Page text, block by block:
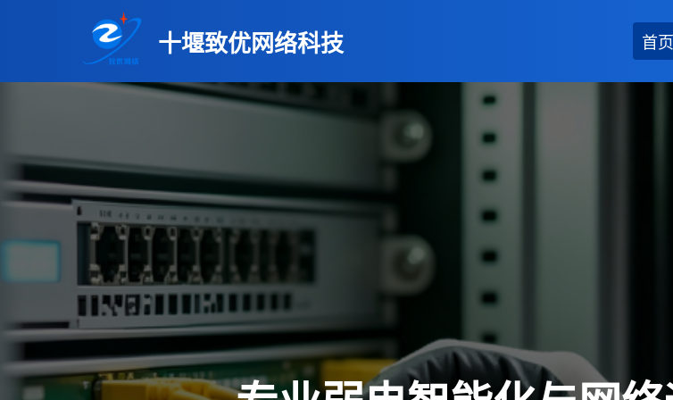
十堰致优网络科技 首页